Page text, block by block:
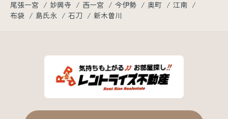
尾張一宮
妙興寺 西一宮 今伊勢 奥町
江南
布袋
島氏永 石刀 新木曽川